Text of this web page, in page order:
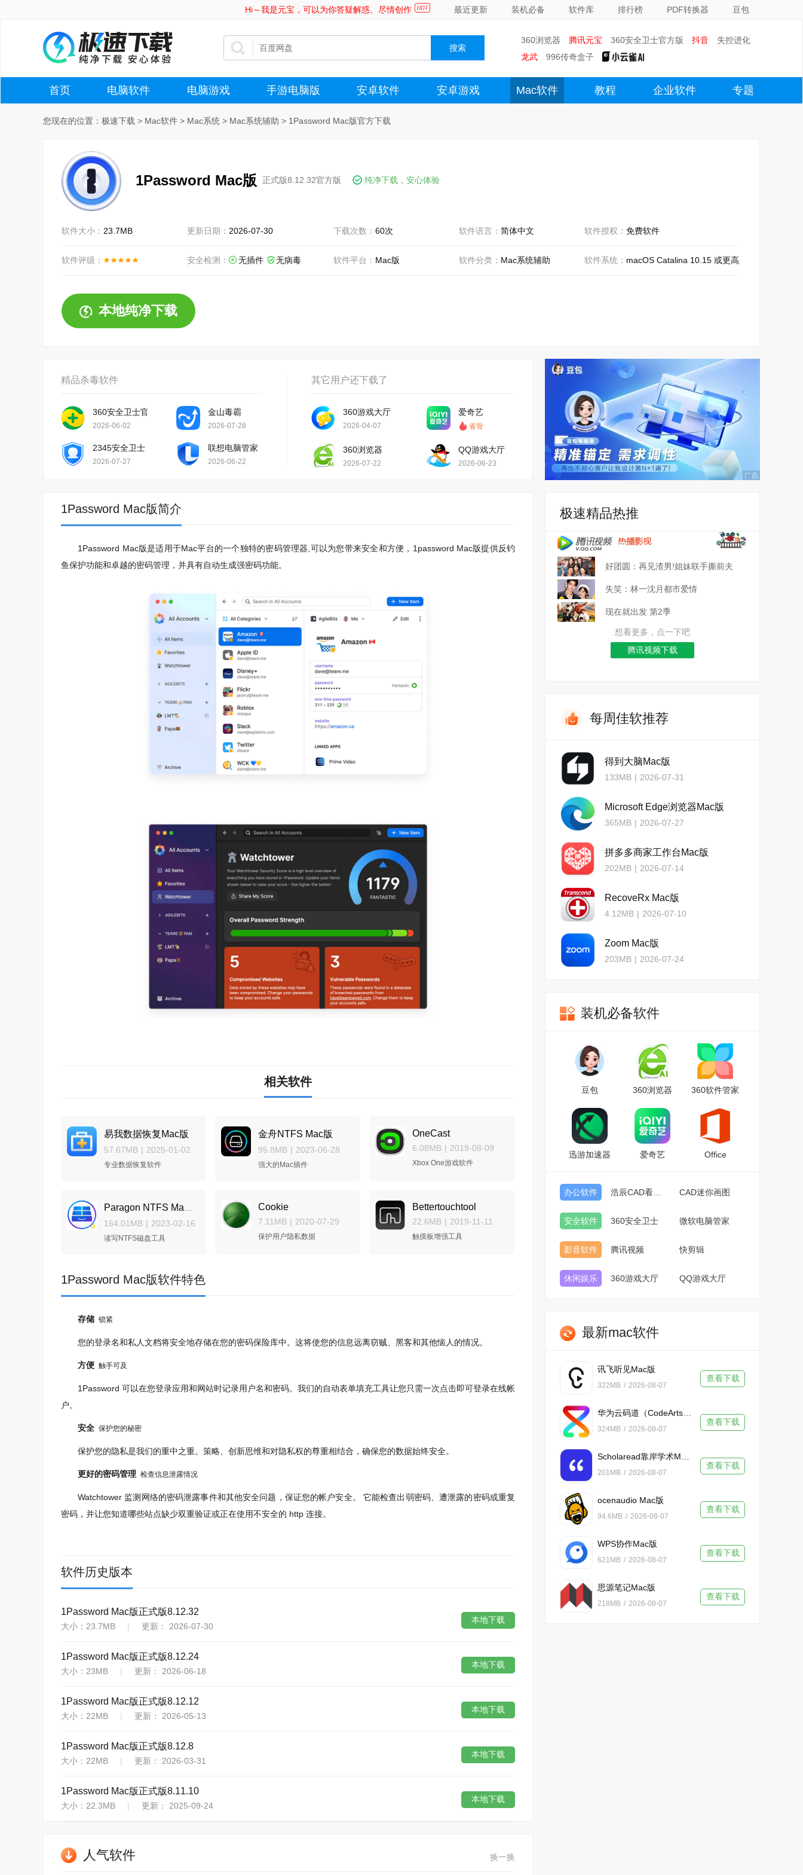
Hi～我是元宝，可以为你答疑解惑、尽情创作 最近更新 装机必备 软件库 排行榜 PDF转换器 豆包
360浏览器 腾讯元宝 360安全卫士官方版 抖音
失控进化
龙武
996传奇盒子
首页 电脑软件 电脑游戏 手游电脑版 安卓软件 安卓游戏 Mac软件 教程 企业软件 专题
您现在的位置： 极速下载 > Mac软件 > Mac系统 > Mac系统辅助 > 1Password Mac版官方下载
1Password Mac版 正式版8.12.32官方版 纯净下载，安心体验
软件大小： 23.7MB 更新日期： 2026-07-30 下载次数： 60次 软件语言： 简体中文 软件授权： 免费软件
软件评级： 安全检测： 无插件 无病毒 软件平台： Mac版 软件分类： Mac系统辅助 软件系统： macOS Catalina 10.15 或更高版本
本地纯净下载
精品杀毒软件
360安全卫士官方版
2026-06-02
金山毒霸
2026-07-28
2345安全卫士
2026-07-27
联想电脑管家
2026-06-22
其它用户还下载了
360游戏大厅
2026-04-07
爱奇艺
雀骨
360浏览器
2026-07-22
QQ游戏大厅
2026-06-23
1Password Mac版简介
1Password Mac版是适用于Mac平台的一个独特的密码管理器,可以为您带来安全和方便，1password Mac版提供反钓
鱼保护功能和卓越的密码管理，并具有自动生成强密码功能。
相关软件
易我数据恢复Mac版
57.67MB | 2025-01-02
专业数据恢复软件
金舟NTFS Mac版
95.8MB | 2023-06-28
强大的Mac插件
OneCast
6.08MB | 2019-08-09
Xbox One游戏软件
164.01MB | 2023-02-16
读写NTFS磁盘工具
Cookie
7.11MB | 2020-07-29
保护用户隐私数据
Bettertouchtool
22.6MB | 2019-11-11
触摸板增强工具
1Password Mac版软件特色
存储 锁紧
您的登录名和私人文档将安全地存储在您的密码保险库中。这将使您的信息远离窃贼、黑客和其他恼人的情况。
方便 触手可及
1Password 可以在您登录应用和网站时记录用户名和密码。我们的自动表单填充工具让您只需一次点击即可登录在线帐
户。
安全 保护您的秘密
保护您的隐私是我们的重中之重。策略、创新思维和对隐私权的尊重相结合，确保您的数据始终安全。
更好的密码管理 检查信息泄露情况
Watchtower 监测网络的密码泄露事件和其他安全问题，保证您的帐户安全。 它能检查出弱密码、遭泄露的密码或重复
密码，并让您知道哪些站点缺少双重验证或正在使用不安全的 http 连接。
软件历史版本
1Password Mac版正式版8.12.32
大小：23.7MB | 更新： 2026-07-30
本地下载
1Password Mac版正式版8.12.24
大小：23MB | 更新： 2026-06-18
本地下载
1Password Mac版正式版8.12.12
大小：22MB | 更新： 2026-05-13
本地下载
1Password Mac版正式版8.12.8
大小：22MB | 更新： 2026-03-31
本地下载
1Password Mac版正式版8.11.10
大小：22.3MB | 更新： 2025-09-24
本地下载
人气软件 换一换
极速精品热推
好团圆：再见渣男!姐妹联手撕前夫
失笑：林一沈月都市爱情
现在就出发 第2季
想看更多，点一下吧
腾讯视频下载
每周佳软推荐
得到大脑Mac版
133MB | 2026-07-31
Microsoft Edge浏览器Mac版
365MB | 2026-07-27
拼多多商家工作台Mac版
202MB | 2026-07-14
RecoveRx Mac版
4.12MB | 2026-07-10
Zoom Mac版
203MB | 2026-07-24
装机必备软件
豆包 360浏览器 360软件管家
迅游加速器 爱奇艺 Office
办公软件 CAD迷你画图
安全软件 360安全卫士 微软电脑管家
影音软件 腾讯视频 快剪辑
休闲娱乐 360游戏大厅 QQ游戏大厅
最新mac软件
讯飞听见Mac版
322MB / 2026-08-07
查看下载
324MB / 2026-08-07
查看下载
201MB / 2026-08-07
查看下载
ocenaudio Mac版
94.6MB / 2026-08-07
查看下载
WPS协作Mac版
621MB / 2026-08-07
查看下载
思源笔记Mac版
218MB / 2026-08-07
查看下载